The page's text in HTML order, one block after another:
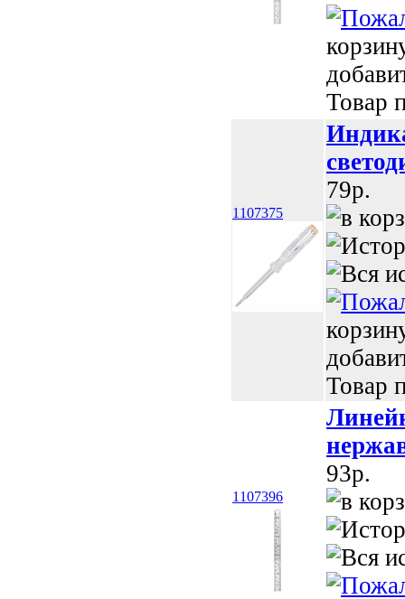
Товар
1107375
79p.
Товар
1107396
93p.